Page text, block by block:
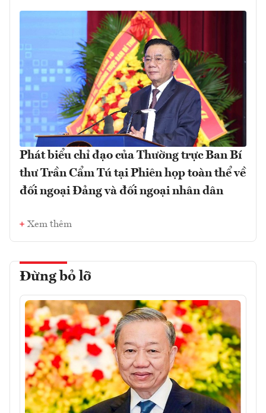
Phát biểu chỉ đạo của Thường trực Ban Bí
thư Trần Cẩm Tú tại Phiên họp toàn thể về
đối ngoại Đảng và đối ngoại nhân dân
Xem thêm
Đừng bỏ lỡ